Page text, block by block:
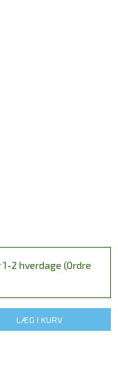
2 hverdage (Ordre
LÆG I KURV